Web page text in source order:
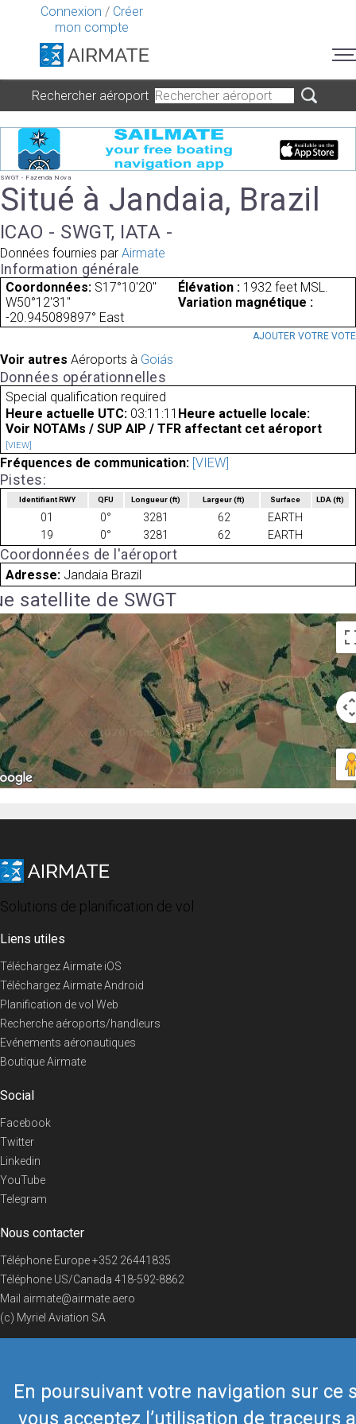
Connexion / Créer
mon compte
En poursuivant votre navigation sur ce
vous acceptez l’utilisation de traceurs
Rechercher aéroport
SWGT - Fazenda Nova
Situé à Jandaia, Brazil
ICAO - SWGT, IATA -
Données fournies par Airmate
Information générale
Coordonnées: S17°10'20"
W50°12'31"
Élévation : 1932 feet MSL.
Variation magnétique :
-20.945089897° East
AJOUTER VOTRE VOTE
Voir autres Aéroports à Goiás
Données opérationnelles
Special qualification required
Heure actuelle UTC: 03:11:11 Heure actuelle locale:
Voir NOTAMs / SUP AIP / TFR affectant cet aéroport
[VIEW]
Fréquences de communication: [VIEW]
Pistes:
Identifiant RWY QFU Longueur(ft) Largeur(ft) Surface LDA(ft)
01 0° 3281 62
EARTH
19
0° 3281 62 EARTH
Coordonnées de l'aéroport
Adresse: Jandaia Brazil
satellite de SWGT
Solutions de planification de vol
Liens utiles
Téléchargez Airmate iOS
Téléchargez Airmate Android
Planification de vol Web
Recherche aéroports/handleurs
Evénements aéronautiques
Boutique Airmate
Social
Facebook
Twitter
Linkedin
YouTube
Telegram
Nous contacter
Téléphone Europe+352 26441835
Téléphone US/Canada 418-592-8862
Mail airmate@airmate.aero
(c) Myriel Aviation SA
© 2019 Airmate - Conditions d'utilisation -Vie privée Back to top